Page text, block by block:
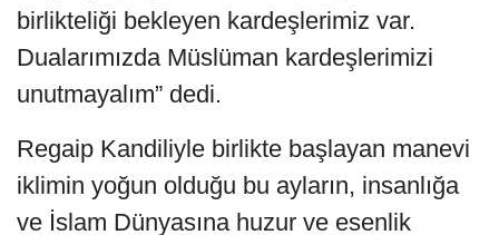
birlikteliği bekleyen kardeşlerimiz var.
Dualarımızda Müslüman kardeşlerimizi
unutmayalım” dedi.
Regaip Kandiliyle birlikte başlayan manevi
iklimin yoğun olduğu bu ayların, insanlığa
ve İslam Dünyasına huzur ve esenlik